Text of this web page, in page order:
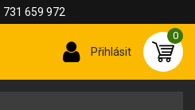
731 659 972
Přihlásit
0